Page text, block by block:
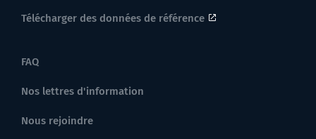
Télécharger des données de référence
FAQ
Nos lettres d'information
Nous rejoindre